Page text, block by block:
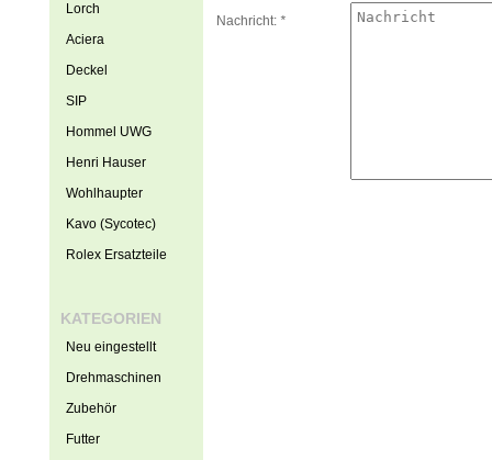
Nachricht: *
Lorch
Aciera
Deckel
SIP
Hommel UWG
Henri Hauser
Wohlhaupter
Kavo (Sycotec)
Rolex Ersatzteile
KATEGORIEN
Neu eingestellt
Drehmaschinen
Zubehör
Futter